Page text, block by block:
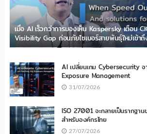
เมื่อ AI เร็วกว่าการมองเห็น Kaspersky เตือน
Visibility Gap ก่อนภัยไซเบอร์สายพันธุ์ใหม่เข้า
AI เปลี่ยนเกม Cybersecurity
Exposure Management
31/07/2026
ISO 27001 จะกลายเป็นรากฐา
สำหรับองค์กรไทย
27/07/2026